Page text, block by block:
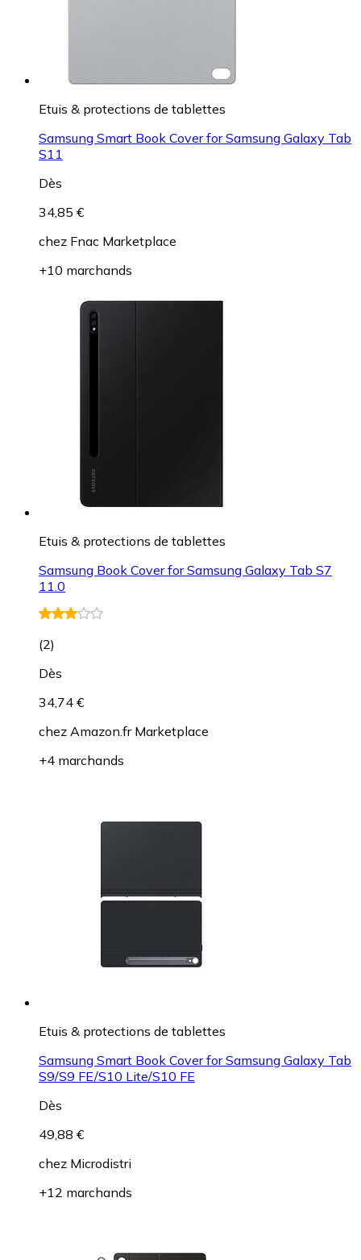
Etuis & protections de tablettes
Samsung Smart Book Cover for Samsung Galaxy Tab
S11
Dès
34,85 €
chez Fnac Marketplace
+10 marchands
Etuis & protections de tablettes
Samsung Book Cover for Samsung Galaxy Tab S7
11.0
(2)
Dès
34,74 €
chez Amazon.fr Marketplace
+4 marchands
Etuis & protections de tablettes
Samsung Smart Book Cover for Samsung Galaxy Tab
S9/S9 FE/S10 Lite/S10 FE
Dès
49,88 €
chez Microdistri
+12 marchands